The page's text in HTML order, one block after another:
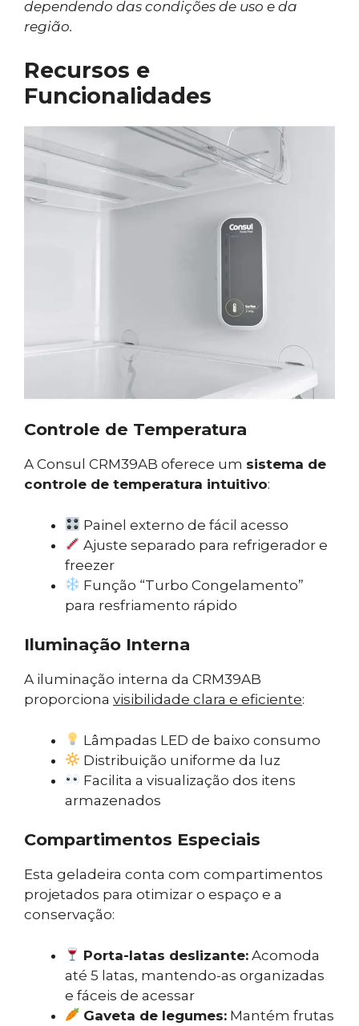
dependendo das condições de uso e da
região.
Recursos e
Funcionalidades
Controle de Temperatura
A Consul CRM39AB oferece um sistema de
controle de temperatura intuitivo:
Painel externo de fácil acesso
Ajuste separado para refrigerador e
freezer
Função “Turbo Congelamento”
para resfriamento rápido
Iluminação Interna
A iluminação interna da CRM39AB
proporciona visibilidade clara e eficiente:
Lâmpadas LED de baixo consumo
Distribuição uniforme da luz
Facilita a visualização dos itens
armazenados
Compartimentos Especiais
Esta geladeira conta com compartimentos
projetados para otimizar o espaço e a
conservação:
Porta-latas deslizante: Acomoda
até 5 latas, mantendo-as organizadas
e fáceis de acessar
Gaveta de legumes: Mantém frutas